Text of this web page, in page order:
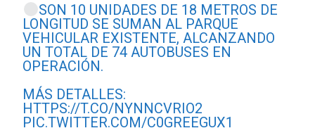
SON 10 UNIDADES DE 18 METROS DE
LONGITUD SE SUMAN AL PARQUE
VEHICULAR EXISTENTE, ALCANZANDO
UN TOTAL DE 74 AUTOBUSES EN
OPERACIÓN.
MÁS DETALLES:
HTTPS://T.CO/NYNNCVRIO2
PIC.TWITTER.COM/C0GREEGUX1